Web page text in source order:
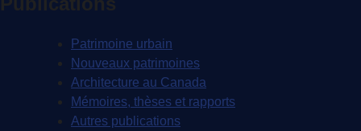
Patrimoine urbain
Nouveaux patrimoines
Architecture au Canada
Mémoires, thèses et rapports
Autres publications